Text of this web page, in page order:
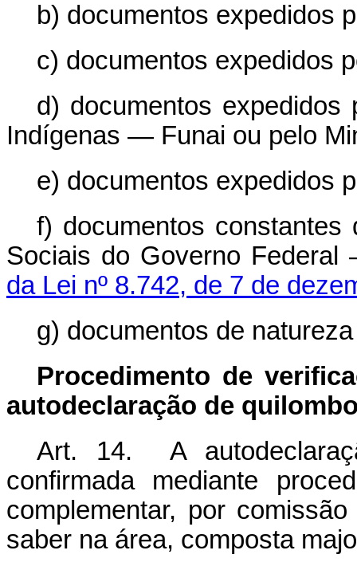
b) documentos expedidos
c) documentos expedidos
d) documentos
Indígenas — Funai ou pelo
e) documentos expedidos
f) documentos
Sociais do Governo
da Lei nº 8.742, de 7 de
g) documentos de
Procedimento de
autodeclaração de
Art. 14. A
confirmada mediante
complementar, por
saber na área, composta